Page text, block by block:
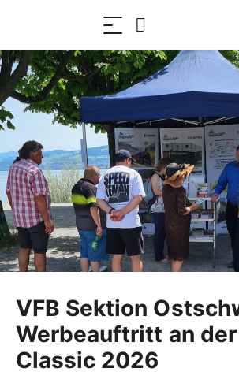
VFB Sektion
Werbeauftritt an
Classic 2026